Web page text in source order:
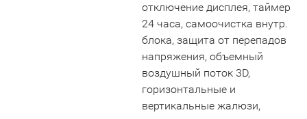
отключение дисплея, таймер
24 часа, самоочистка внутр.
блока, защита от перепадов
напряжения, объемный
воздушный поток 3D,
горизонтальные и
вертикальные жалюзи,